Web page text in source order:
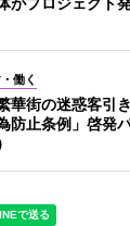
働く
華街の迷惑客引
防止条例」啓発